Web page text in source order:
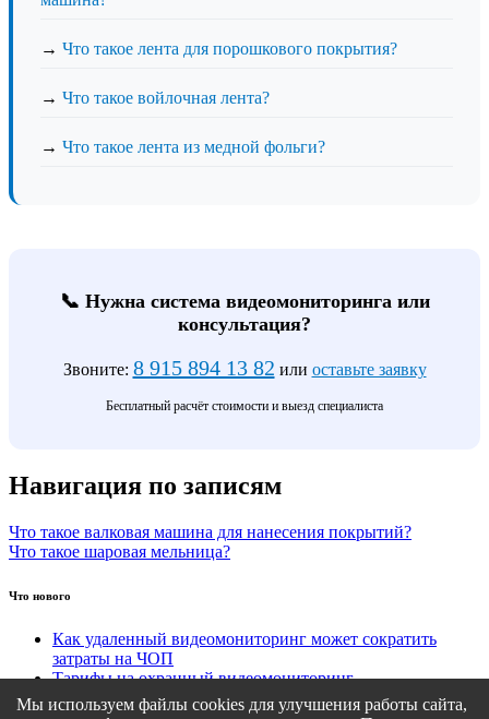
→ Что такое лента для порошкового покрытия?
→ Что такое войлочная лента?
→ Что такое лента из медной фольги?
📞 Нужна система видеомониторинга или
консультация?
Звоните: 8 915 894 13 82 или оставьте заявку
Бесплатный расчёт стоимости и выезд специалиста
Навигация по записям
Что такое валковая машина для нанесения покрытий?
Что такое шаровая мельница?
Что нового
Как удаленный видеомониторинг может сократить
затраты на ЧОП
Тарифы на охранный видеомониторинг
Этапы подключения удаленного видеомониторинга
Мы используем файлы cookies для улучшения работы сайта,